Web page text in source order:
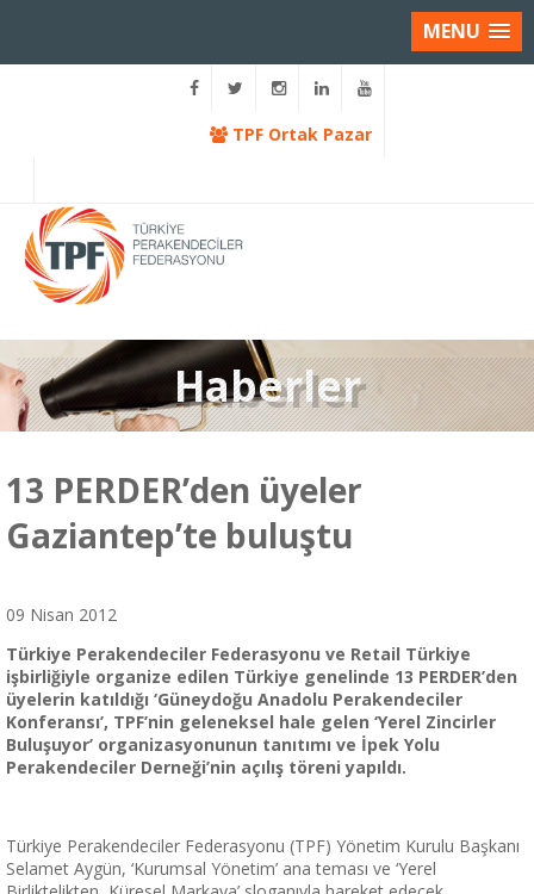
MENU
TPF Ortak Pazar
Haberler
13 PERDER’den üyeler
Gaziantep’te buluştu
09 Nisan 2012
Türkiye Perakendeciler Federasyonu ve Retail Türkiye
işbirliğiyle organize edilen Türkiye genelinde 13 PERDER’den
üyelerin katıldığı ‘Güneydoğu Anadolu Perakendeciler
Konferansı’, TPF’nin geleneksel hale gelen ‘Yerel Zincirler
Buluşuyor’ organizasyonunun tanıtımı ve İpek Yolu
Perakendeciler Derneği’nin açılış töreni yapıldı.
Türkiye Perakendeciler Federasyonu (TPF) Yönetim Kurulu Başkanı
Selamet Aygün, ‘Kurumsal Yönetim’ ana teması ve ‘Yerel